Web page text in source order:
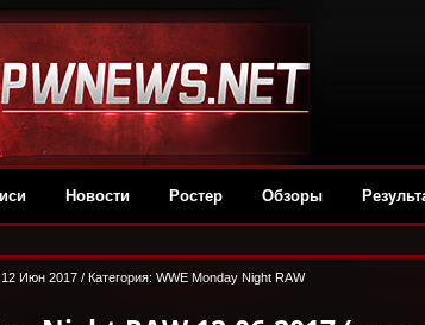
Новости Ростер Обзоры
Июн 2017 / Категория: WWE Monday Night RAW